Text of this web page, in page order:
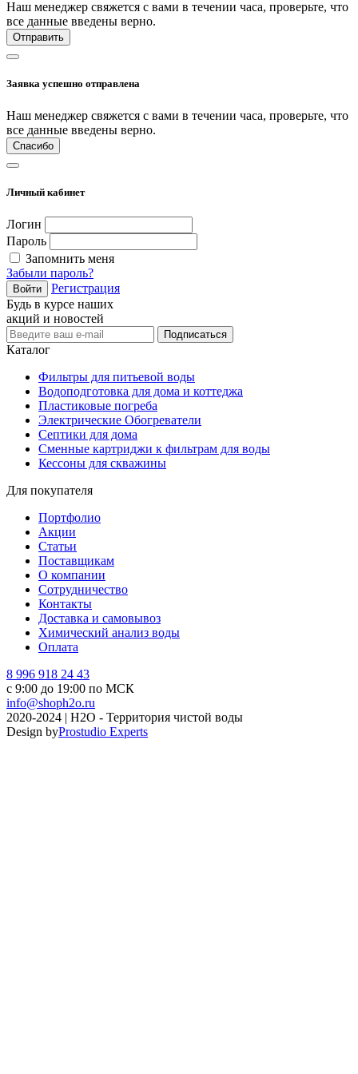
Наш менеджер свяжется с вами в течении часа, проверьте, что
все данные введены верно.
Отправить
Заявка успешно отправлена
Наш менеджер свяжется с вами в течении часа, проверьте, что
все данные введены верно.
Спасибо
Личный кабинет
Логин
Пароль
Запомнить меня
Забыли пароль?
Войти
Регистрация
Будь в курсе наших
акций и новостей
Подписаться
Каталог
Фильтры для питьевой воды
Водоподготовка для дома и коттеджа
Пластиковые погреба
Электрические Обогреватели
Септики для дома
Сменные картриджи к фильтрам для воды
Кессоны для скважины
Для покупателя
Портфолио
Акции
Статьи
Поставщикам
О компании
Сотрудничество
Контакты
Доставка и самовывоз
Химический анализ воды
Оплата
8 996 918 24 43
с 9:00 до 19:00 по МСК
info@shoph2o.ru
2020-2024 | H2O - Территория чистой воды
Design byProstudio Experts